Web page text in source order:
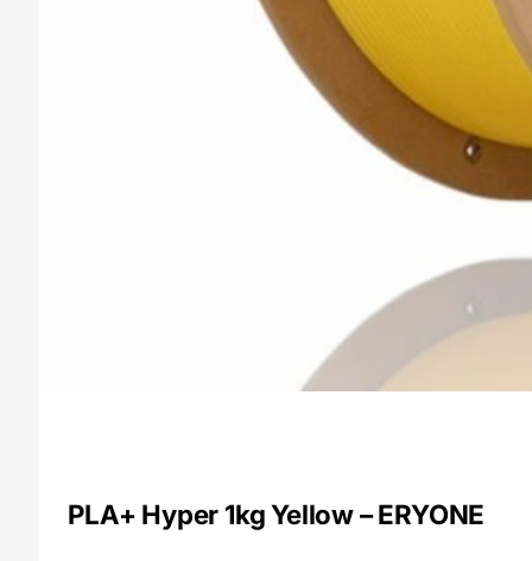
PLA+ Hyper 1kg Yellow – ERYONE